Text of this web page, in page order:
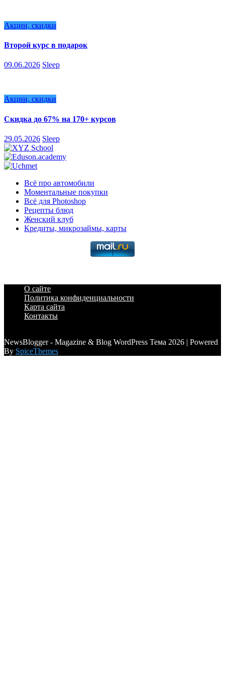
Акции, скидки
Второй курс в подарок
09.06.2026 Sleep
Акции, скидки
Скидка до 67% на 170+ курсов
29.05.2026 Sleep
Всё про автомобили
Моментальные покупки
Всё для Photoshop
Рецепты блюд
Женский клуб
Кредиты, микрозаймы, карты
О сайте
Политика конфиденциальности
Карта сайта
Контакты
NewsBlogger - Magazine & Blog WordPress Тема 2026 | Powered
By SpiceThemes